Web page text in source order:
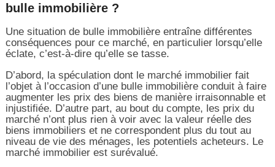
bulle immobilière ?
Une situation de bulle immobilière entraîne différentes
conséquences pour ce marché, en particulier lorsqu’elle
éclate, c’est-à-dire qu’elle se tasse.
D’abord, la spéculation dont le marché immobilier fait
l’objet à l’occasion d’une bulle immobilière conduit à faire
augmenter les prix des biens de manière irraisonnable et
injustifiée. D’autre part, au bout du compte, les prix du
marché n’ont plus rien à voir avec la valeur réelle des
biens immobiliers et ne correspondent plus du tout au
niveau de vie des ménages, les potentiels acheteurs. Le
marché immobilier est surévalué.